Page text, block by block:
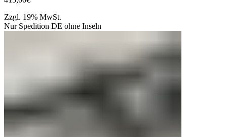
Zzgl. 19% MwSt.
Nur Spedition DE ohne Inseln